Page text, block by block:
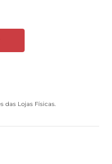
das Lojas Físicas.